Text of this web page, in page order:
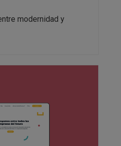
modernidad y